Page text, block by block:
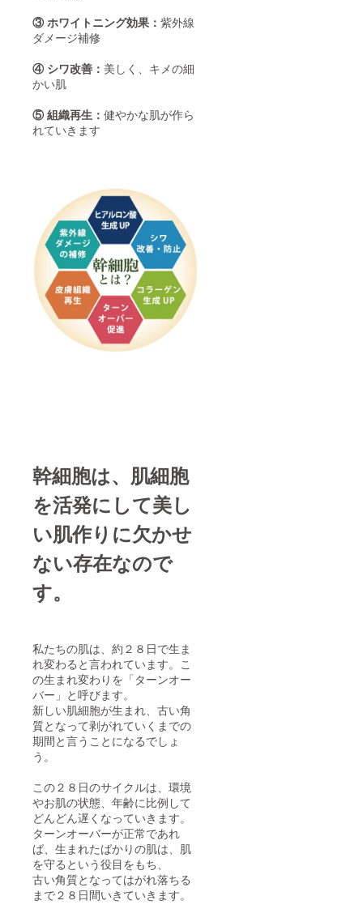
③ ホワイトニング効果： 紫外線
ダメージ補修
④ シワ改善： 美しく、キメの細
かい肌
⑤ 組織再生： 健やかな肌が作ら
れていきます
幹細胞は、肌細胞
を活発にして美し
い肌作りに欠かせ
ない存在なので
す。
私たちの肌は、約２８日で生ま
れ変わると言われています。こ
の生まれ変わりを「ターンオー
バー」と呼びます。
新しい肌細胞が生まれ、古い角
質となって剥がれていくまでの
期間と言うことになるでしょ
う。
この２８日のサイクルは、環境
やお肌の状態、年齢に比例して
どんどん遅くなっていきます。
ターンオーバーが正常であれ
ば、生まれたばかりの肌は、肌
を守るという役目をもち、
古い角質となってはがれ落ちる
まで２８日間いきていきます。